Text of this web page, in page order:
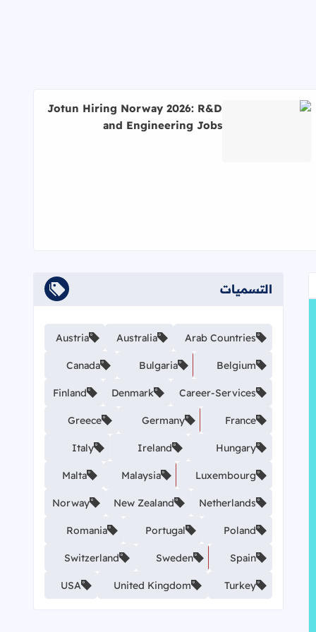
Jotun Hiring Norway 2026: R&D
and Engineering Jobs
التسميات
Arab Countries
Australia
Austria
Belgium
Bulgaria
Canada
Career-Services
Denmark
Finland
France
Germany
Greece
Hungary
Ireland
Italy
Luxembourg
Malaysia
Malta
Netherlands
New Zealand
Norway
Poland
Portugal
Romania
Spain
Sweden
Switzerland
Turkey
United Kingdom
USA